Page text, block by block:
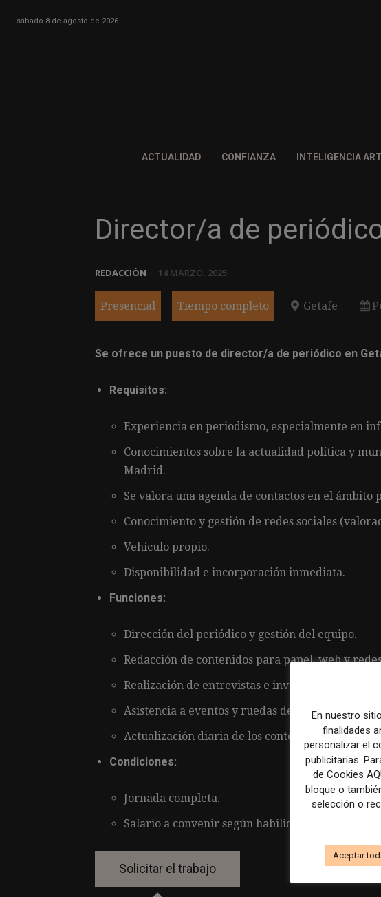
sábado 8 de agosto de 2026
ACTUALIDAD CONFIANZA INTELIGENCIA
Director/a de
REDACCIÓN 14 MARZO, 2025
Presencial Tiempo completo Getafe
Se ofrece un puesto de director/a de periódico en
Requisitos:
Experiencia en periodismo, especialmente en
Conocimientos sobre la actualidad política y
Madrid.
Se valora una agenda de contactos en el ámbito
Conocimiento y gestión de redes sociales
Vehículo propio.
Disponibilidad e incorporación inmediata.
Funciones:
Dirección del periódico y gestión del equipo.
Redacción de contenidos para papel, web y
Realización de entrevistas e investigación de
Asistencia a eventos y ruedas de prensa.
Actualización diaria de los contenidos digitales.
Condiciones:
Jornada completa.
Salario a convenir según habilidades y
En nuestro
finalidades
personalizar el
publicitarias.
de Cookies
bloque o
selección o
Aceptar